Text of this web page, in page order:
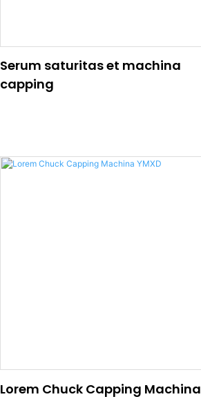
Serum saturitas et machina
capping
Lorem Chuck Capping Machina